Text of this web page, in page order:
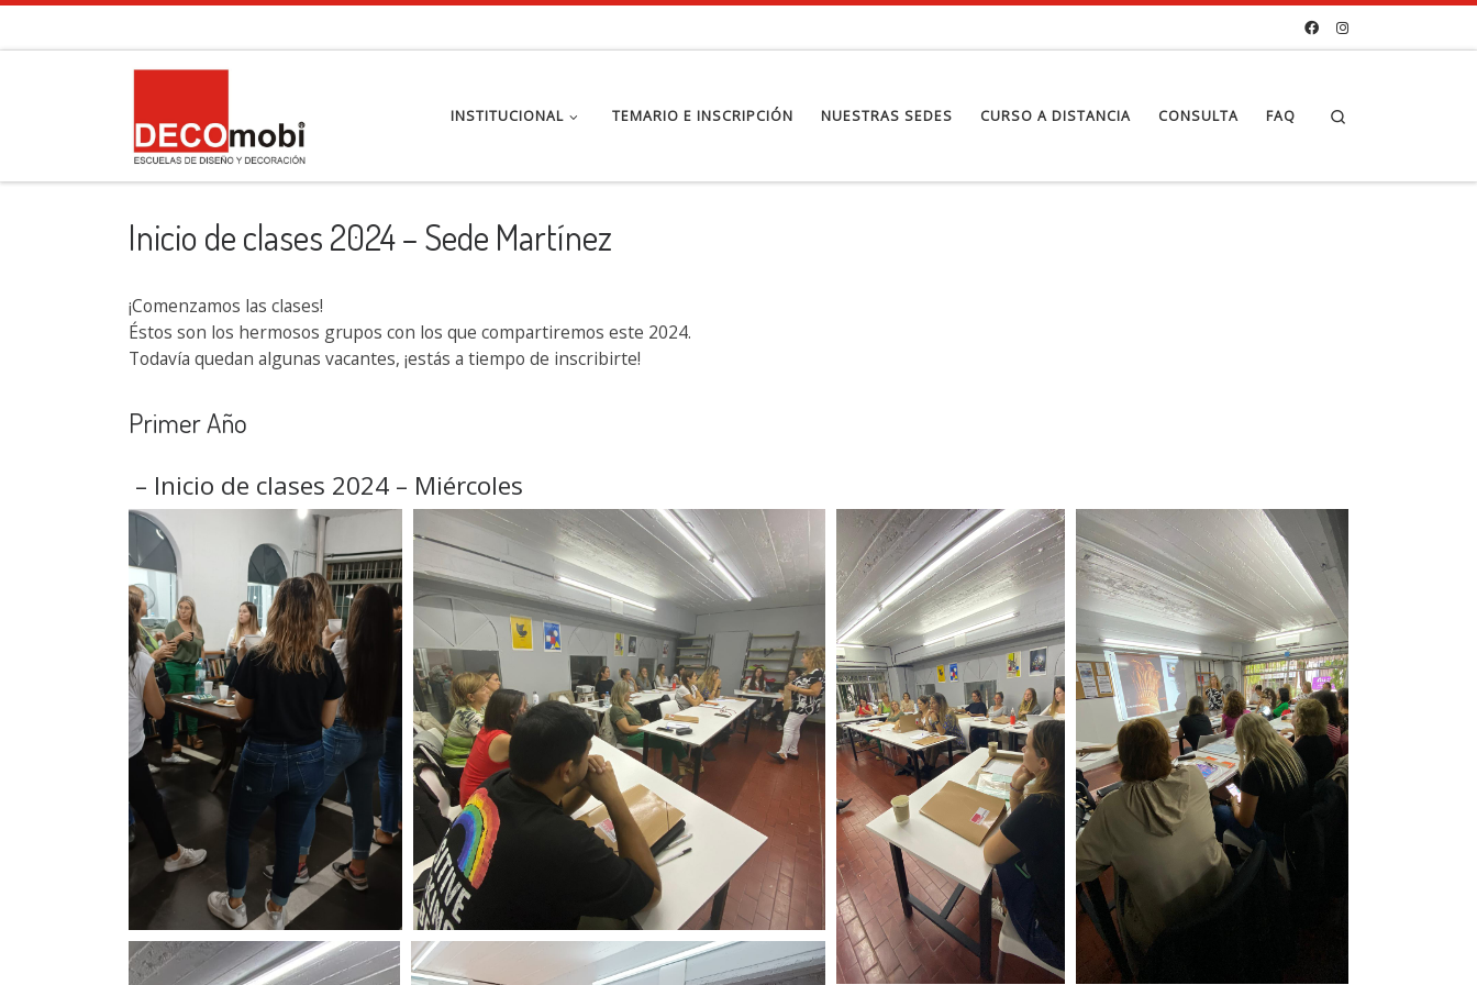
INSTITUCIONAL TEMARIO E INSCRIPCIÓN NUESTRAS SEDES CURSO A DISTANCIA CONSULTA FAQ
Inicio de clases 2024 – Sede Martínez
¡Comenzamos las clases!
Éstos son los hermosos grupos con los que compartiremos este 2024.
Todavía quedan algunas vacantes, ¡estás a tiempo de inscribirte!
Primer Año
– Inicio de clases 2024 – Miércoles